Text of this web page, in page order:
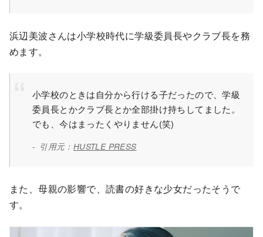
浜辺美波さんは小学校時代に学級委員長やクラブ長を務
めます。
小学校のときは自分から行ける子だったので、学級
委員長とかクラブ長とか全部掛け持ちしてました。
でも、今はまったくやりません(笑)
引用元： HUSTLE PRESS
また、母親の影響で、読書の好きな少女だったそうで
す。